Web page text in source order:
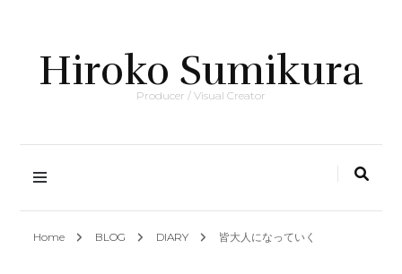
Hiroko Sumikura
Producer / Visual Creator
Home BLOG DIARY 皆大人になっていく